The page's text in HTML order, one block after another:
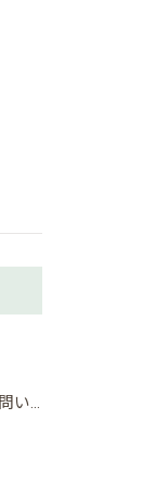
コピアポア 多数お問い合わせ頂いております。